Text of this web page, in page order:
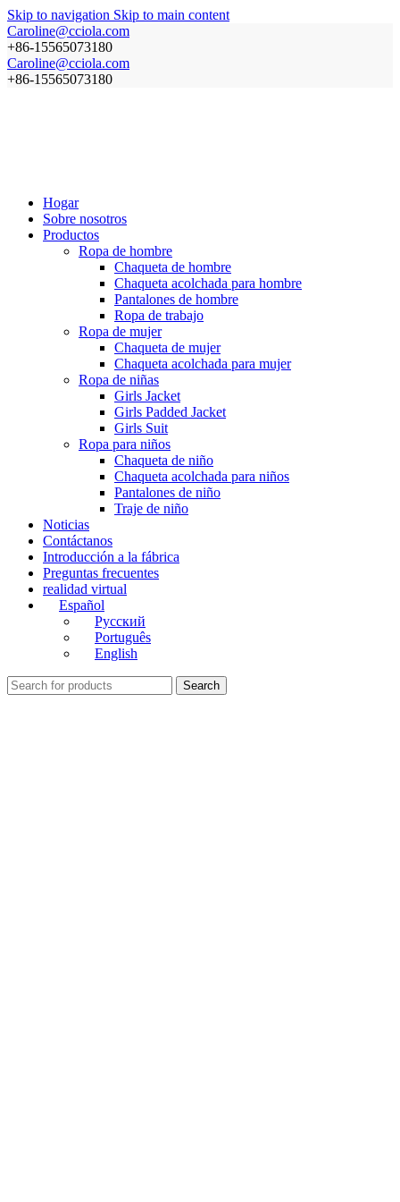
Skip to navigation Skip to main content
Caroline@cciola.com
+86-15565073180
Caroline@cciola.com
+86-15565073180
Hogar
Sobre nosotros
Productos
Ropa de hombre
Chaqueta de hombre
Chaqueta acolchada para hombre
Pantalones de hombre
Ropa de trabajo
Ropa de mujer
Chaqueta de mujer
Chaqueta acolchada para mujer
Ropa de niñas
Girls Jacket
Girls Padded Jacket
Girls Suit
Ropa para niños
Chaqueta de niño
Chaqueta acolchada para niños
Pantalones de niño
Traje de niño
Noticias
Contáctanos
Introducción a la fábrica
Preguntas frecuentes
realidad virtual
Español
Русский
Português
English
Search